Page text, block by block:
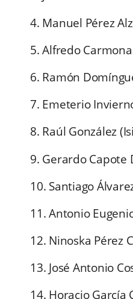
4. Manuel Pérez
5. Alfredo
6. Ramón
7. Emeterio
8. Raúl González
9. Gerardo Capote
10. Santiago
11. Antonio
12. Ninoska Pérez
13. José Antonio
14. Horacio García